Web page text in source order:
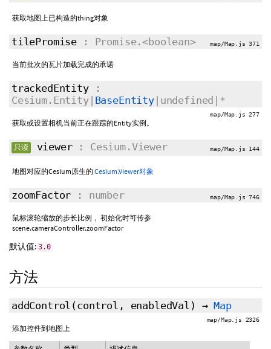
获取地图上已构造的thing对象
tilePromise : Promise.<boolean> map/Map.js 371
当前批次的瓦片加载完成的承诺
trackedEntity:
Cesium.Entity| BaseEntity|undefined|*
map/Map.js 277
获取或设置相机当前正在跟踪的Entity实例。
只读 viewer: Cesium.Viewer map/Map.js 144
地图对应的Cesium原生的 Cesium.Viewer对象
zoomFactor : number map/Map.js 746
鼠标滚轮缩放的步长比例， 初始化时可传参
scene.cameraController.zoomFactor
默认值: 3.0
方法
addControl (control, enabledVal ) →Map
map/Map.js 2326
添加控件到地图上